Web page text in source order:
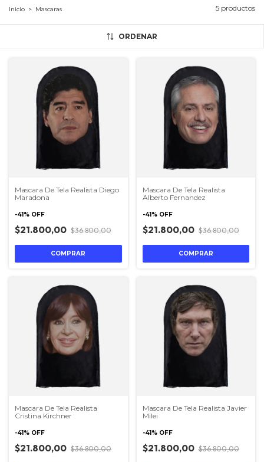
Inicio > Mascaras 5 productos
ORDENAR
Mascara De Tela Realista Diego
Maradona
-41% OFF
$21.800,00 $36.800,00
Mascara De Tela Realista
Alberto Fernandez
-41% OFF
$21.800,00 $36.800,00
Mascara De Tela Realista
Cristina Kirchner
-41% OFF
$21.800,00 $36.800,00
Mascara De Tela Realista Javier
Milei
-41% OFF
$21.800,00 $36.800,00